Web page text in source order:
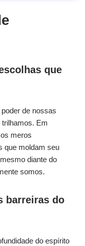
que
de nossas
Em
meros
que moldam seu
diante do
somos.
barreiras do
do espírito